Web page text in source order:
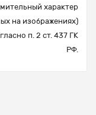
характер
на изображениях)
п. 2 ст. 437 ГК
РФ.